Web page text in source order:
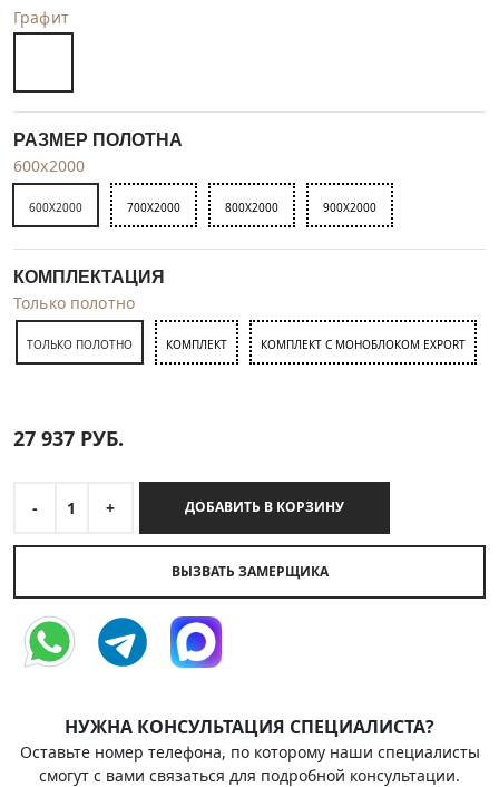
Графит
РАЗМЕР ПОЛОТНА
600x2000
600X2000 700X2000 800X2000 900X2000
КОМПЛЕКТАЦИЯ
Только полотно
ТОЛЬКО ПОЛОТНО КОМПЛЕКТ КОМПЛЕКТ С МОНОБЛОКОМ EXPORT
27 937 РУБ.
- 1 + ДОБАВИТЬ В КОРЗИНУ
ВЫЗВАТЬ ЗАМЕРЩИКА
НУЖНА КОНСУЛЬТАЦИЯ СПЕЦИАЛИСТА?
Оставьте номер телефона, по которому наши специалисты
смогут с вами связаться для подробной консультации.